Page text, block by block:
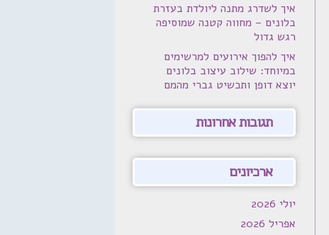
איך לשדרג מתנה ליולדת בעזרת
בלונים – מחווה קטנה שמוסיפה
רגש גדול
איך להפוך אירועים למרשימים
במיוחד: שילוב עיצוב בלונים
יוצא דופן ותכשיט גברי מהמם
תגובות אחרונות
ארכיונים
יולי 2026
אפריל 2026